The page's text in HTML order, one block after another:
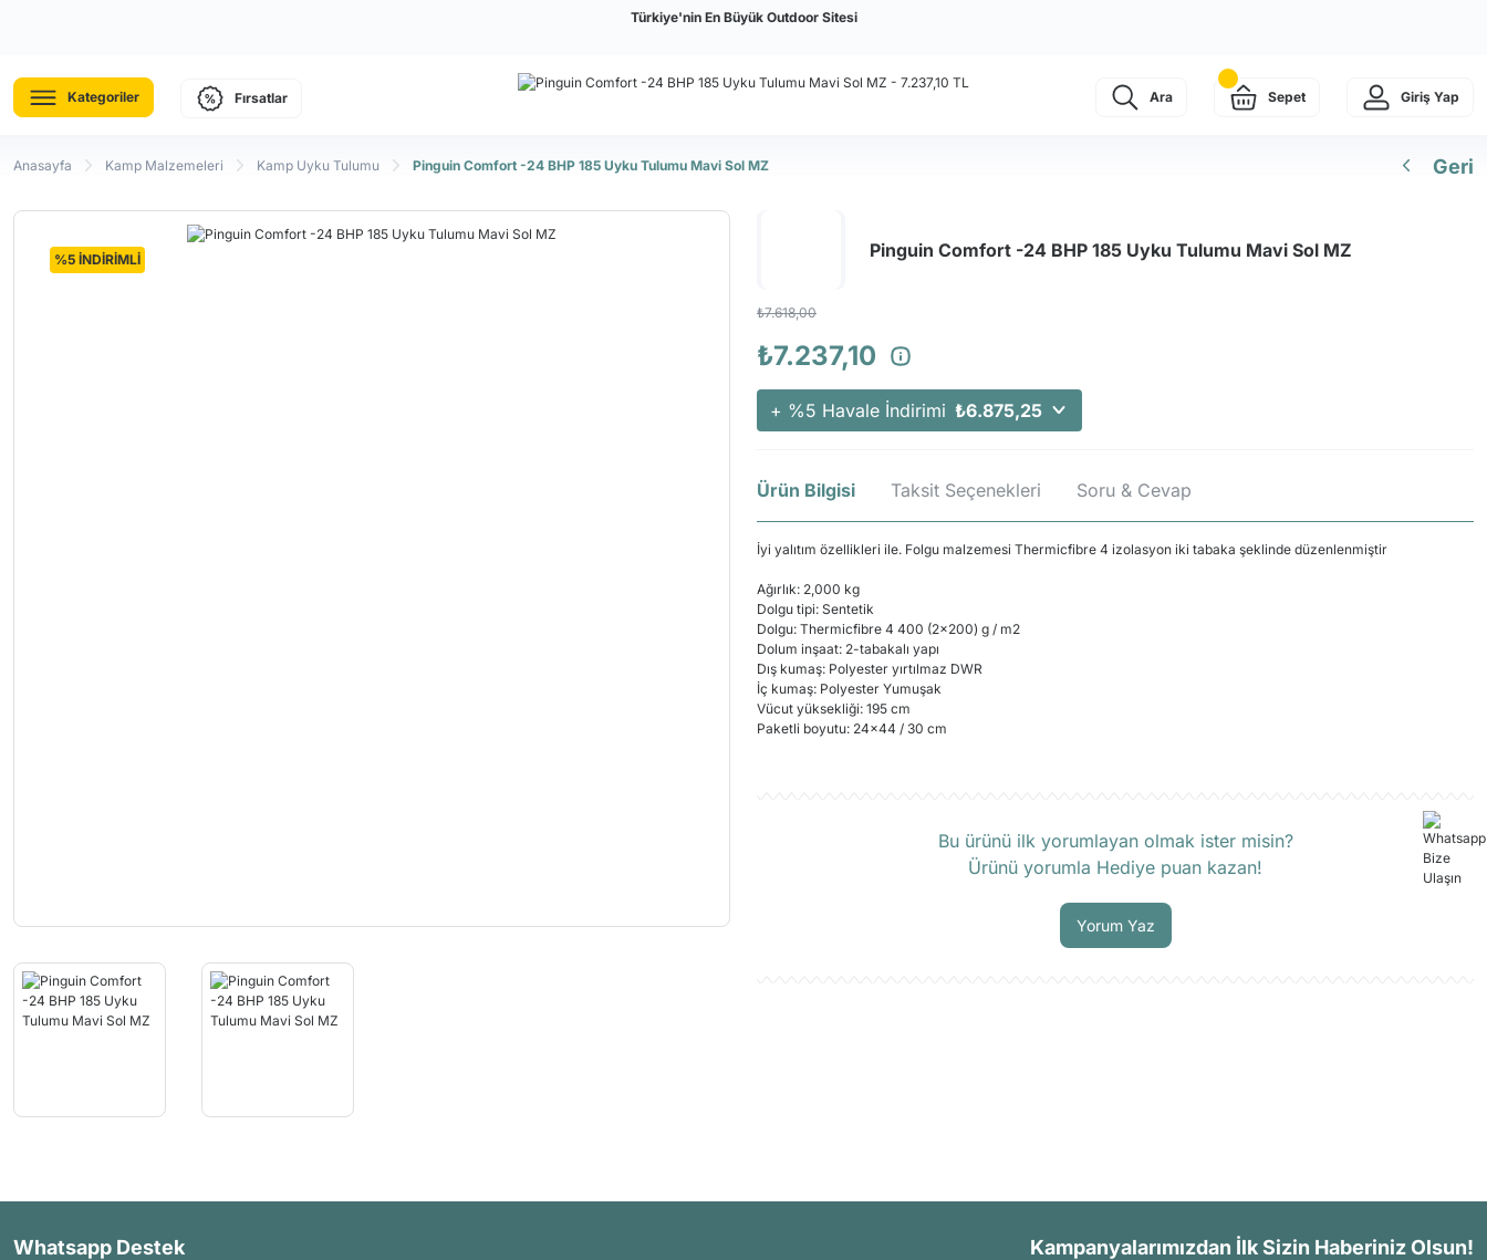
Türkiye'nin En Büyük Outdoor Sitesi
Kategoriler Fırsatlar Ara Sepet Giriş Yap
Anasayfa Kamp Malzemeleri Kamp Uyku Tulumu Pinguin Comfort -24 BHP 185 Uyku Tulumu Mavi Sol MZ Geri
%5 İNDİRİMLİ Pinguin Comfort -24 BHP 185 Uyku Tulumu Mavi Sol MZ
₺7.618,00
₺7.237,10
+ %5 Havale İndirimi ₺6.875,25
Ürün Bilgisi Taksit Seçenekleri Soru & Cevap
İyi yalıtım özellikleri ile. Folgu malzemesi Thermicfibre 4 izolasyon iki tabaka şeklinde düzenlenmiştir
Ağırlık: 2,000 kg
Dolgu tipi: Sentetik
Dolgu: Thermicfibre 4 400 (2x200) g / m2
Dolum inşaat: 2-tabakalı yapı
Dış kumaş: Polyester yırtılmaz DWR
İç kumaş: Polyester Yumuşak
Vücut yüksekliği: 195 cm
Paketli boyutu: 24x44 / 30 cm
Bu ürünü ilk yorumlayan olmak ister misin?
Ürünü yorumla Hediye puan kazan!
Yorum Yaz
Whatsapp Destek Kampanyalarımızdan İlk Sizin Haberiniz Olsun!